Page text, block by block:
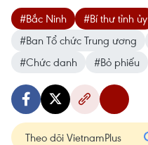
#Bắc Ninh #Bí thư tỉnh ủy
#Ban Tổ chức Trung ương
#Chức danh
#Bỏ phiếu
Theo dõi VietnamPlus